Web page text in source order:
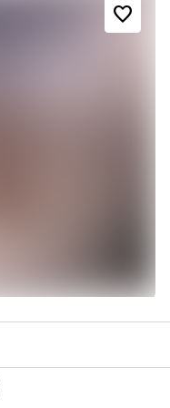
favorite_border